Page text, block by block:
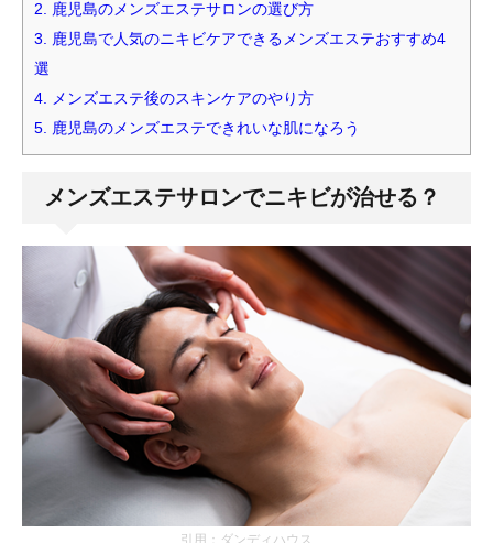
2. 鹿児島のメンズエステサロンの選び方
3. 鹿児島で人気のニキビケアできるメンズエステおすすめ4
選
4. メンズエステ後のスキンケアのやり方
5. 鹿児島のメンズエステできれいな肌になろう
メンズエステサロンでニキビが治せる？
引用：ダンディハウス